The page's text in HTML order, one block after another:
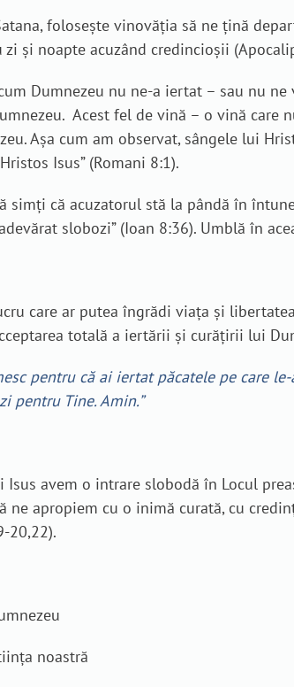
folosește vinovăția să ne țină
și noapte acuzând credincioșii
Dumnezeu nu ne-a iertat – sau nu
Acest fel de vină – o vină care
Așa cum am observat, sângele lui
Isus” (Romani 8:1).
simți că acuzatorul stă la pândă în
slobozi” (Ioan 8:36). Umblă în
care ar putea îngrădi viața și
totală a iertării și curățirii lui
pentru că ai iertat păcatele pe care
pentru Tine. Amin.”
avem o intrare slobodă în Locul
ne apropiem cu o inimă curată, cu
20,22).
noastră